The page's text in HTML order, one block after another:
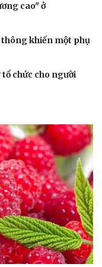
cao" ở
khiến một phụ
chức cho người